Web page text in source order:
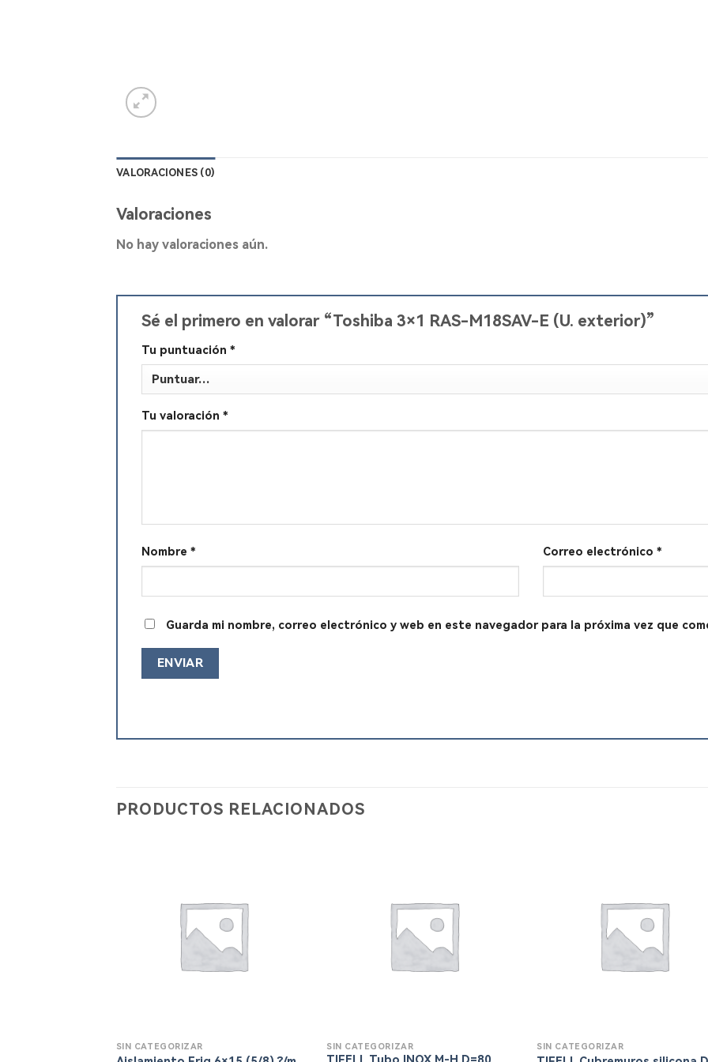
VALORACIONES (0)
Valoraciones
No hay valoraciones aún.
Sé el primero en valorar “Toshiba 3×1 RAS-M18SAV-E (U. exterior)”
Tu puntuación *
Tu valoración *
Nombre * Correo electrónico *
Guarda mi nombre, correo electrónico y web en este navegador para la próxima vez que
PRODUCTOS RELACIONADOS
SIN CATEGORIZAR SIN CATEGORIZAR SIN CATEGORIZAR